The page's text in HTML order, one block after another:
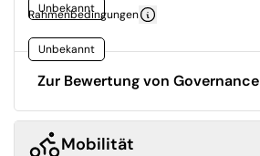
Unbekannt
Rahmenbedingungen
Unbekannt
Zur Bewertung von Governance
Mobilität